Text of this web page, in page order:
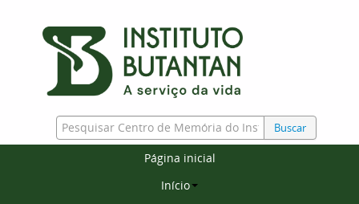
Buscar
Página inicial
Início